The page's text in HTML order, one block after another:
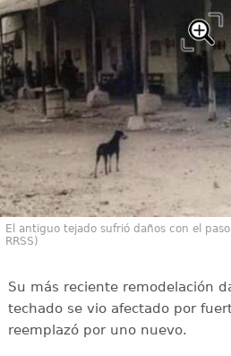
El antiguo tejado sufrió daños con el
RRSS)
Su más reciente remodelación
techado se vio afectado por
reemplazó por uno nuevo.